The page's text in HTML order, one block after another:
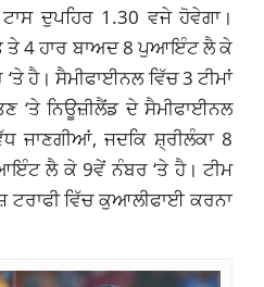
ਦੁਪਹਿਰ 1.30 ਵਜੇ ਹੋਵੇਗਾ।
ਤੇ 4 ਹਾਰ ਬਾਅਦ 8 ਪੁਆਇੰਟ ਲੈ ਕੇ
ਹੈ। ਸੈਮੀਫਾਈਨਲ ਵਿੱਚ 3 ਟੀਮਾਂ
‘ਤੇ ਨਿਊਜ਼ੀਲੈਂਡ ਦੇ ਸੈਮੀਫਾਈਨਲ
ਜਾਣਗੀਆਂ, ਜਦਕਿ ਸ਼੍ਰੀਲੰਕਾ 8
ਲੈ ਕੇ 9ਵੇਂ ਨੰਬਰ ‘ਤੇ ਹੈ। ਟੀਮ
ਵਿੱਚ ਕੁਆਲੀਫਾਈ ਕਰਨਾ